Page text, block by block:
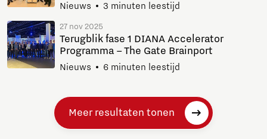
Nieuws 3 minuten leestijd
27 nov 2025
Terugblik fase 1 DIANA Accelerator
Programma – The Gate Brainport
Nieuws 6 minuten leestijd
Meer resultaten tonen